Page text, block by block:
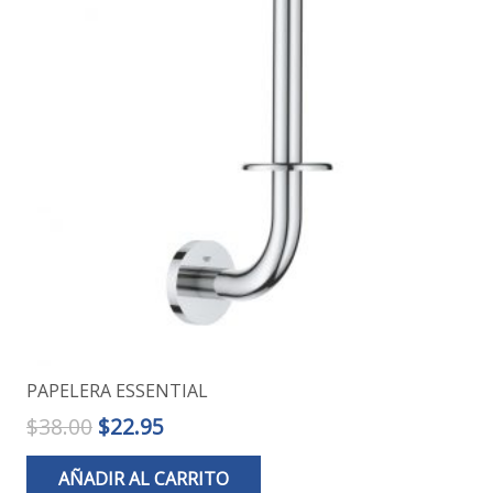
PAPELERA ESSENTIAL
$38.00 El
precio
original
$22.95El
precio
actual
AÑADIR AL CARRITO